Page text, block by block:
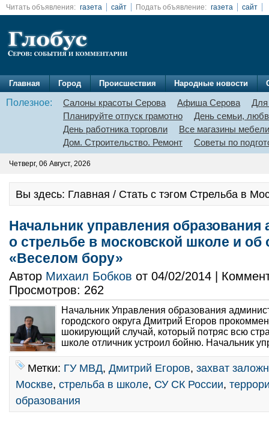
Читать объявления: газета сайт Подать объявление: газета сайт
Главная Город Происшествия Народные новости
Полезное: Салоны красоты Серова Афиша Серова
Для
Планируйте отпуск грамотно
День семьи,
День работника торговли
Все магазины мебели
Дом. Строительство. Ремонт
Советы по
Четверг, 06 Август, 2026
Вы здесь: Главная / Стать с тэгом Стрельба в
Начальник управления
о стрельбе в московской школе и об
«Веселом бору»
Автор Михаил Бобков от 04/02/2014 |
Просмотров: 262
Начальник Управления образования
городского округа Дмитрий Егоров
шокирующий случай, который потряс всю
школе отличник устроил бойню. Начальник
Метки: ГУ МВД, Дмитрий Егоров, захват
Москве, стрельба в школе, СУ СК России,
образования